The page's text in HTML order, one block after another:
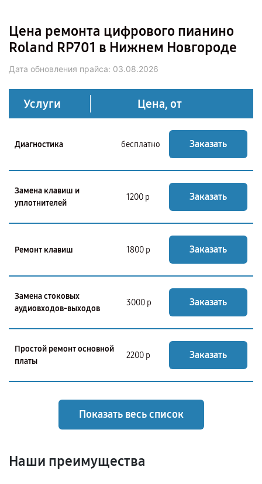
Цена ремонта цифрового пианино
Roland RP701 в Нижнем Новгороде
Дата обновления прайса: 03.08.2026
Услуги Цена, от
Диагностика бесплатно Заказать
Замена клавиш и
уплотнителей
1200 р Заказать
Ремонт клавиш 1800 р Заказать
Замена стоковых
аудиовходов-выходов
3000 р Заказать
Простой ремонт основной
платы
2200 р Заказать
Показать весь список
Наши преимущества